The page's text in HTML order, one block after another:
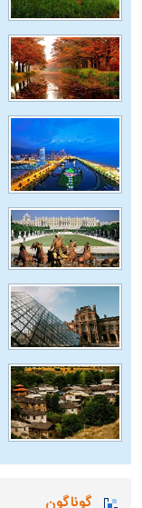
گوناگون